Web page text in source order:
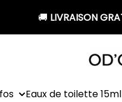
🚚 LIVRAISON
Eaux de toilette 15ml